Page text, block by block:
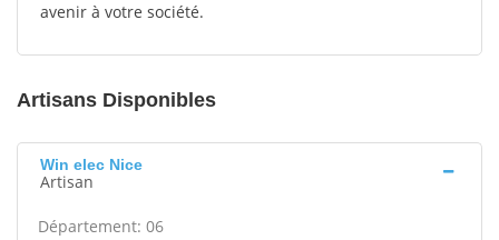
avenir à votre société.
Artisans Disponibles
Win elec Nice
Artisan
Département: 06